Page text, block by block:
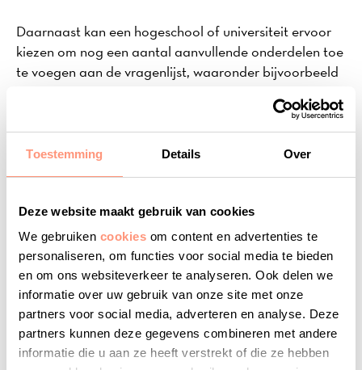
Toestemming Details Over
Deze website maakt gebruik van cookies
We gebruiken cookies om content en advertenties te
personaliseren, om functies voor social media te bieden
en om ons websiteverkeer te analyseren. Ook delen we
informatie over uw gebruik van onze site met onze
partners voor social media, adverteren en analyse. Deze
partners kunnen deze gegevens combineren met andere
informatie die u aan ze heeft verstrekt of die ze hebben
Daarnaast kan een hogeschool of universiteit ervoor
kiezen om nog een aantal aanvullende onderdelen toe
te voegen aan de vragenlijst, waaronder bijvoorbeeld
‘medezeggenschap’ en ‘gelijke behandeling’.
Lees meer over de thema’s van de NSE-vragenlijst
Wie is verantwoordelijk voor de
NSE?
Objectieve informatie over opleidingen en
onderwijsinstellingen draagt bij aan de kwaliteit en
transparantie van het hoger onderwijs. Vanuit die
gedachte heeft het ministerie van Onderwijs, Cultuur